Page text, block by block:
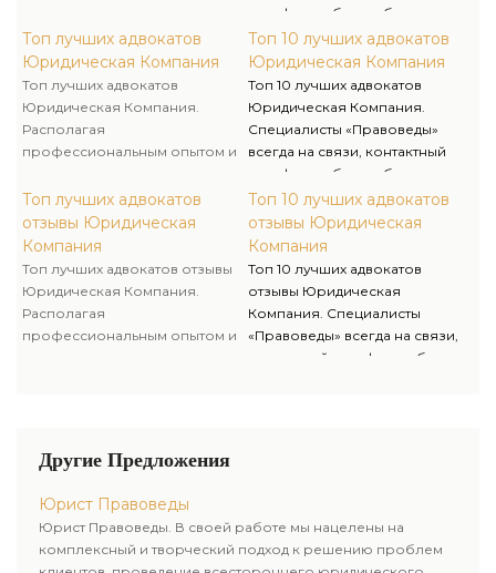
качественную юридическую
помощь и предлагаем услуги
адвоката и адвоката для
решения личных и бизнес-
вопросов.
Топ лучших адвокатов
Юридическая Компания
Топ лучших адвокатов
Юридическая Компания.
Располагая
профессиональным опытом и
качественную юридическую
помощь и предлагаем услуги
адвоката и адвоката для
решения личных и бизнес-
вопросов.
Топ лучших адвокатов
отзывы Юридическая
Компания
Топ лучших адвокатов отзывы
Юридическая Компания.
Располагая
профессиональным опытом и
вопросов.
телефон работает без
выходных. По
подготовительной
договоренности возможен
«Выезд Юриста» к Вам в офис,
домой, иное место. Мы ценим
ваше время.
Топ 10 лучших адвокатов
Юридическая Компания
Топ 10 лучших адвокатов
Юридическая Компания.
Специалисты «Правоведы»
всегда на связи, контактный
телефон работает без
выходных. По
подготовительной
договоренности возможен
«Выезд Юриста» к Вам в офис,
домой, иное место. Мы ценим
ваше время.
Топ 10 лучших адвокатов
отзывы Юридическая
Компания
Топ 10 лучших адвокатов
отзывы Юридическая
Компания. Специалисты
«Правоведы» всегда на связи,
контактный телефон работает
Другие Предложения
Юрист Правоведы
Юрист Правоведы. В своей работе мы нацелены на
комплексный и творческий подход к решению проблем